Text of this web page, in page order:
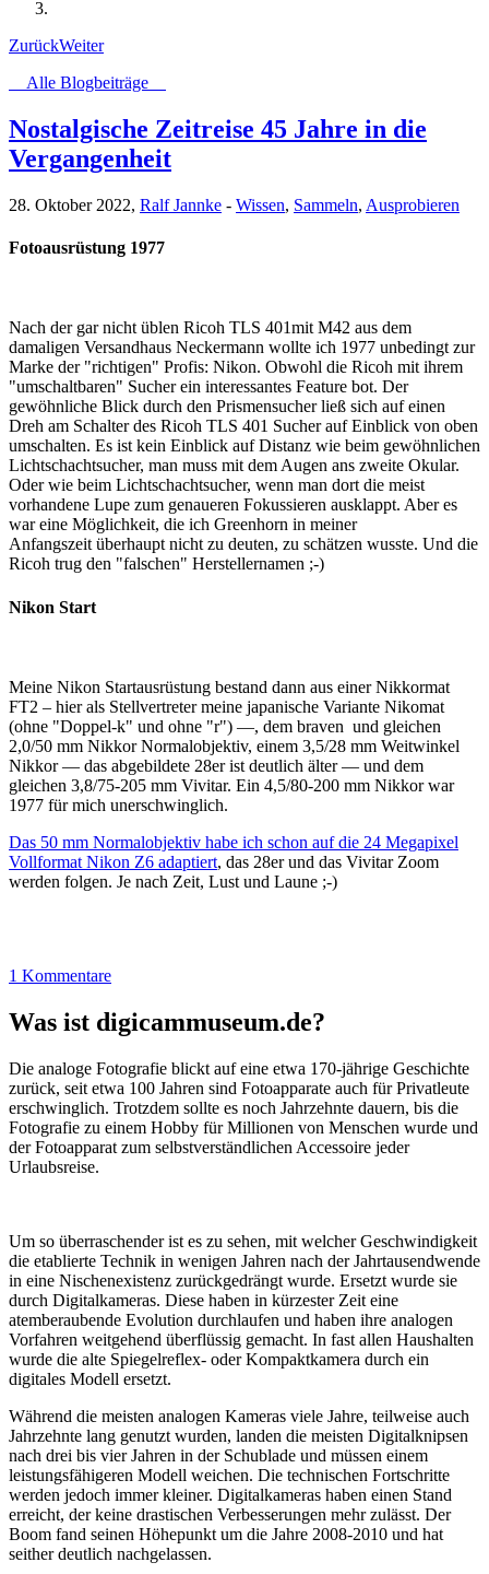
ZurückWeiter
Alle Blogbeiträge
Nostalgische Zeitreise 45 Jahre in die
Vergangenheit
28. Oktober 2022, Ralf Jannke - Wissen, Sammeln, Ausprobieren
Fotoausrüstung 1977
Nach der gar nicht üblen Ricoh TLS 401mit M42 aus dem
damaligen Versandhaus Neckermann wollte ich 1977 unbedingt zur
Marke der "richtigen" Profis: Nikon. Obwohl die Ricoh mit ihrem
"umschaltbaren" Sucher ein interessantes Feature bot. Der
gewöhnliche Blick durch den Prismensucher ließ sich auf einen
Dreh am Schalter des Ricoh TLS 401 Sucher auf Einblick von oben
umschalten. Es ist kein Einblick auf Distanz wie beim gewöhnlichen
Lichtschachtsucher, man muss mit dem Augen ans zweite Okular.
Oder wie beim Lichtschachtsucher, wenn man dort die meist
vorhandene Lupe zum genaueren Fokussieren ausklappt. Aber es
war eine Möglichkeit, die ich Greenhorn in meiner
Anfangszeit überhaupt nicht zu deuten, zu schätzen wusste. Und die
Ricoh trug den "falschen" Herstellernamen ;-)
Nikon Start
Meine Nikon Startausrüstung bestand dann aus einer Nikkormat
FT2 – hier als Stellvertreter meine japanische Variante Nikomat
(ohne "Doppel-k" und ohne "r") —, dem braven und gleichen
2,0/50 mm Nikkor Normalobjektiv, einem 3,5/28 mm Weitwinkel
Nikkor — das abgebildete 28er ist deutlich älter — und dem
gleichen 3,8/75-205 mm Vivitar. Ein 4,5/80-200 mm Nikkor war
1977 für mich unerschwinglich.
Das 50 mm Normalobjektiv habe ich schon auf die 24 Megapixel
Vollformat Nikon Z6 adaptiert, das 28er und das Vivitar Zoom
werden folgen. Je nach Zeit, Lust und Laune ;-)
1 Kommentare
Was ist digicammuseum.de?
Die analoge Fotografie blickt auf eine etwa 170-jährige Geschichte
zurück, seit etwa 100 Jahren sind Fotoapparate auch für Privatleute
erschwinglich. Trotzdem sollte es noch Jahrzehnte dauern, bis die
Fotografie zu einem Hobby für Millionen von Menschen wurde und
der Fotoapparat zum selbstverständlichen Accessoire jeder
Urlaubsreise.
Um so überraschender ist es zu sehen, mit welcher Geschwindigkeit
die etablierte Technik in wenigen Jahren nach der Jahrtausendwende
in eine Nischenexistenz zurückgedrängt wurde. Ersetzt wurde sie
durch Digitalkameras. Diese haben in kürzester Zeit eine
atemberaubende Evolution durchlaufen und haben ihre analogen
Vorfahren weitgehend überflüssig gemacht. In fast allen Haushalten
wurde die alte Spiegelreflex- oder Kompaktkamera durch ein
digitales Modell ersetzt.
Während die meisten analogen Kameras viele Jahre, teilweise auch
Jahrzehnte lang genutzt wurden, landen die meisten Digitalknipsen
nach drei bis vier Jahren in der Schublade und müssen einem
leistungsfähigeren Modell weichen. Die technischen Fortschritte
werden jedoch immer kleiner. Digitalkameras haben einen Stand
erreicht, der keine drastischen Verbesserungen mehr zulässt. Der
Boom fand seinen Höhepunkt um die Jahre 2008-2010 und hat
seither deutlich nachgelassen.